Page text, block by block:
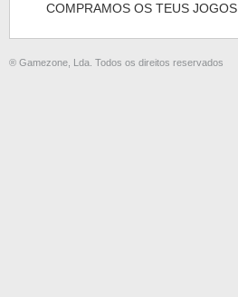
COMPRAMOS OS TEUS JOGOS
® Gamezone, Lda. Todos os direitos reservados